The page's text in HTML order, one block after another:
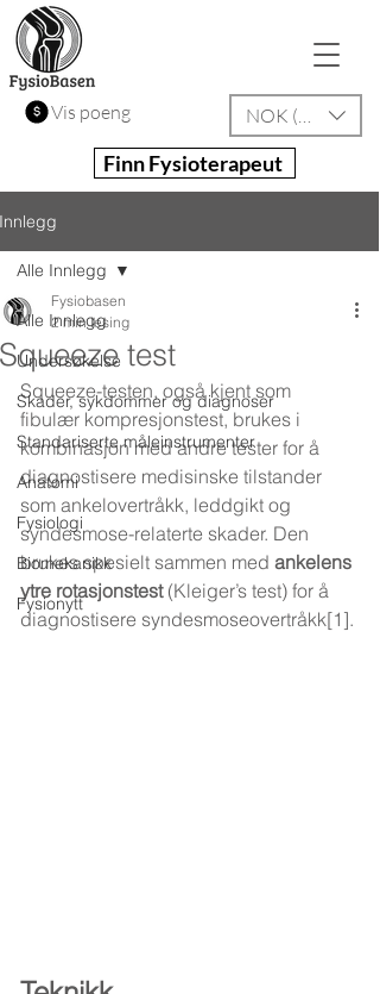
Vis poeng NOK (kr)
Finn Fysioterapeut
Innlegg
Alle Innlegg
Undersøkelse
Skader, sykdommer og diagnoser
Standariserte måleinstrumenter
Anatomi
Fysiologi
Biomekanikk
Fysionytt
Alle Innlegg
Squeeze test
Fysiobasen
2 min lesing
Squeeze-testen, også kjent som
fibulær kompresjonstest, brukes i
kombinasjon med andre tester for å
diagnostisere medisinske tilstander
som ankelovertråkk, leddgikt og
syndesmose-relaterte skader. Den
brukes spesielt sammen med ankelens
ytre rotasjonstest (Kleiger’s test) for å
diagnostisere syndesmoseovertråkk[1].